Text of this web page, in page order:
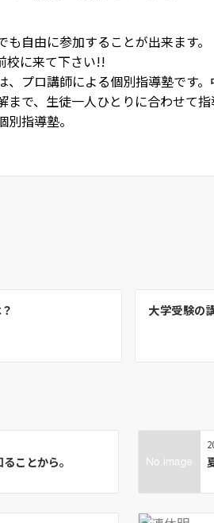
自由に参加することが出来ます。
校に来て下さい!!
、プロ講師による個別指導塾です
まで、生徒一人ひとりに合わせて
指導塾。
大学受験の
ことから。